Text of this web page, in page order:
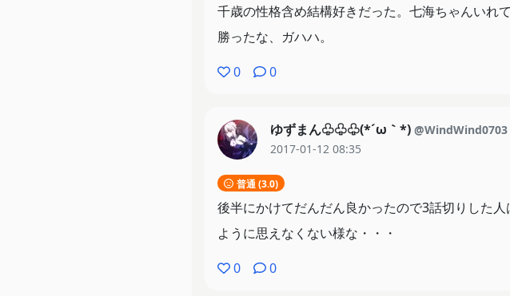
千歳の性格含め結構好きだった。七海ちゃんいれ
勝ったな、ガハハ。
0
0
ゆずまん♧♧♧(*´ω｀*) @WindWind0703
2017-01-12 08:35
普通 (3.0)
後半にかけてだんだん良かったので3話切りした
ように思えなくない様な・・・
0
0